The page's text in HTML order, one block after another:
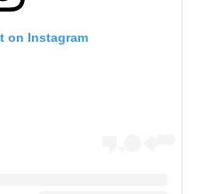
on Instagram